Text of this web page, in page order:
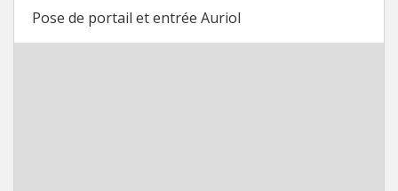
Pose de portail et entrée Auriol